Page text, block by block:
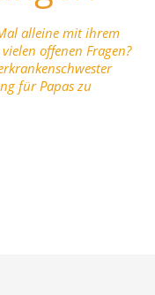
alleine mit ihrem
offenen Fragen?
für Papas zu